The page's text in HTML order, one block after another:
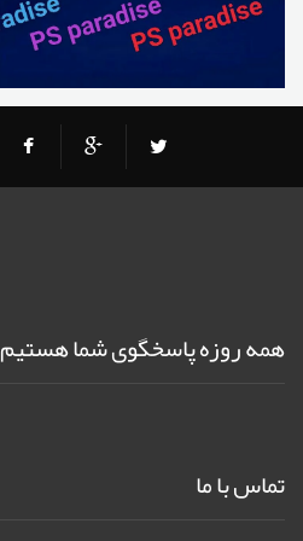
همه روزه پاسخگوی شما هستیم
تماس با ما